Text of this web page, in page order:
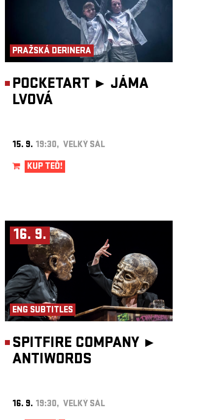
PRAŽSKÁ DERINERA
POCKETART ► JÁMA
LVOVÁ
15. 9. 19:30, VELKÝ SÁL
KUP TEĎ!
16. 9.
ENG SUBTITLES
SPITFIRE COMPANY ►
ANTIWORDS
16. 9. 19:30, VELKÝ SÁL